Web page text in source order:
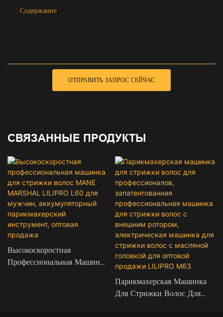
Содержание
ОТПРАВИТЬ ЗАПРОС СЕЙЧАС
СВЯЗАННЫЕ ПРОДУКТЫ
Высокоскоростная
Профессиональная Машинка
Парикмахерская Машинка
Для Стрижки Волос Для